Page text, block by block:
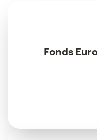
Fonds